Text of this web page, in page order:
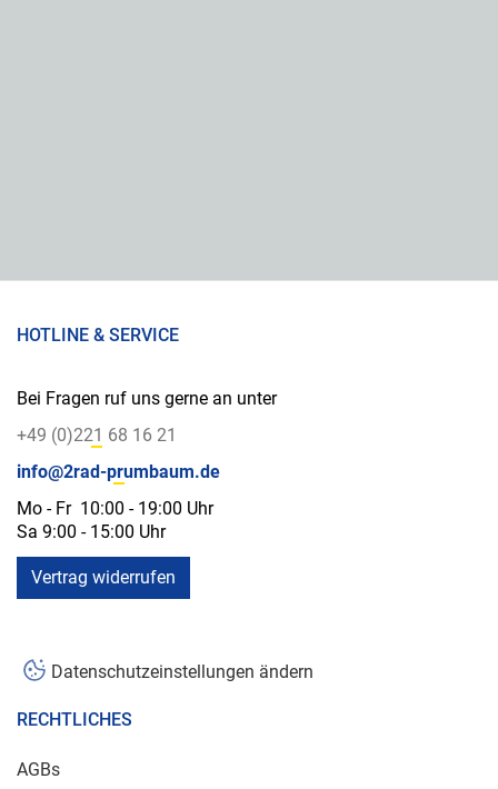
HOTLINE & SERVICE
Bei Fragen ruf uns gerne an unter
+49 (0)221 68 16 21
info@2rad-prumbaum.de
Mo - Fr 10:00 - 19:00 Uhr
Sa 9:00 - 15:00 Uhr
Vertrag widerrufen
Datenschutzeinstellungen ändern
RECHTLICHES
AGBs